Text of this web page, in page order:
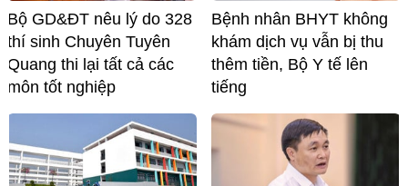
Bộ GD&ĐT nêu lý do 328
thí sinh Chuyên Tuyên
Quang thi lại tất cả các
môn tốt nghiệp
Bệnh nhân BHYT không
khám dịch vụ vẫn bị thu
thêm tiền, Bộ Y tế lên
tiếng